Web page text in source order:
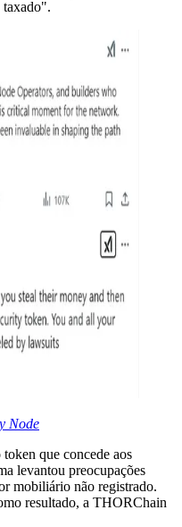
taxado".
Node
que concede aos
levantou preocupações
mobiliário não registrado.
resultado, a THORChain